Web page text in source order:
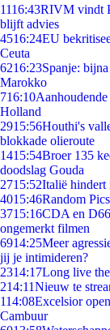
1116:43RIVM vindt
blijft advies
4516:24EU
Ceuta
6216:23Spanje:
Marokko
716:10
Holland
2915:56Houthi's
blokkade olieroute
1415:54Broer 135
doodslag Gouda
2715:52Italië hindert
4015:46Random
3715:16CDA en
ongemerkt filmen
6914:25Meer
jij je intimideren?
2314:17Long live
214:11Nieuw te
114:08Excelsior
Cambuur